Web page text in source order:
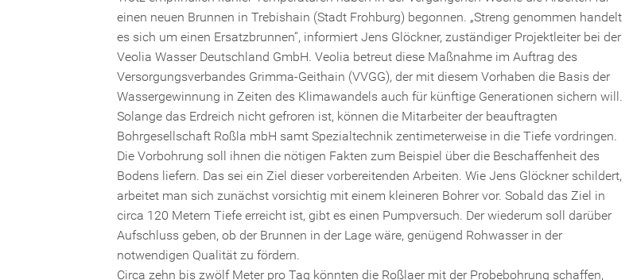
einen neuen Brunnen in Trebishain (Stadt Frohburg) begonnen. „Streng genommen handelt
es sich um einen Ersatzbrunnen“, informiert Jens Glöckner, zuständiger Projektleiter bei der
Veolia Wasser Deutschland GmbH. Veolia betreut diese Maßnahme im Auftrag des
Versorgungsverbandes Grimma-Geithain (VVGG), der mit diesem Vorhaben die Basis der
Wassergewinnung in Zeiten des Klimawandels auch für künftige Generationen sichern will.
Solange das Erdreich nicht gefroren ist, können die Mitarbeiter der beauftragten
Bohrgesellschaft Roßla mbH samt Spezialtechnik zentimeterweise in die Tiefe vordringen.
Die Vorbohrung soll ihnen die nötigen Fakten zum Beispiel über die Beschaffenheit des
Bodens liefern. Das sei ein Ziel dieser vorbereitenden Arbeiten. Wie Jens Glöckner schildert,
arbeitet man sich zunächst vorsichtig mit einem kleineren Bohrer vor. Sobald das Ziel in
circa 120 Metern Tiefe erreicht ist, gibt es einen Pumpversuch. Der wiederum soll darüber
Aufschluss geben, ob der Brunnen in der Lage wäre, genügend Rohwasser in der
notwendigen Qualität zu fördern.
Circa zehn bis zwölf Meter pro Tag könnten die Roßlaer mit der Probebohrung schaffen,